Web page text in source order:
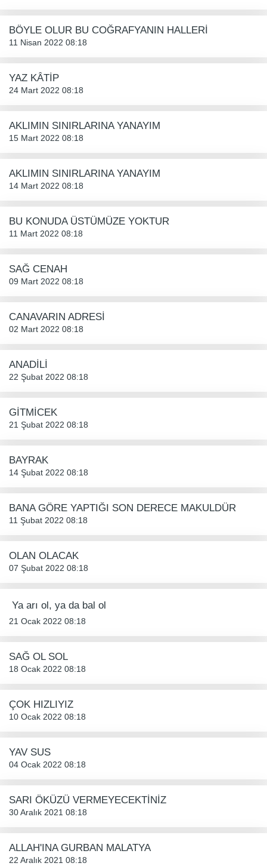
BÖYLE OLUR BU COĞRAFYANIN HALLERİ
11 Nisan 2022 08:18
YAZ KÂTİP
24 Mart 2022 08:18
AKLIMIN SINIRLARINA YANAYIM
15 Mart 2022 08:18
AKLIMIN SINIRLARINA YANAYIM
14 Mart 2022 08:18
BU KONUDA ÜSTÜMÜZE YOKTUR
11 Mart 2022 08:18
SAĞ CENAH
09 Mart 2022 08:18
CANAVARIN ADRESİ
02 Mart 2022 08:18
ANADİLİ
22 Şubat 2022 08:18
GİTMİCEK
21 Şubat 2022 08:18
BAYRAK
14 Şubat 2022 08:18
BANA GÖRE YAPTIĞI SON DERECE MAKULDÜR
11 Şubat 2022 08:18
OLAN OLACAK
07 Şubat 2022 08:18
 Ya arı ol, ya da bal ol 
21 Ocak 2022 08:18
SAĞ OL SOL
18 Ocak 2022 08:18
ÇOK HIZLIYIZ
10 Ocak 2022 08:18
YAV SUS
04 Ocak 2022 08:18
SARI ÖKÜZÜ VERMEYECEKTİNİZ
30 Aralık 2021 08:18
ALLAH'INA GURBAN MALATYA
22 Aralık 2021 08:18